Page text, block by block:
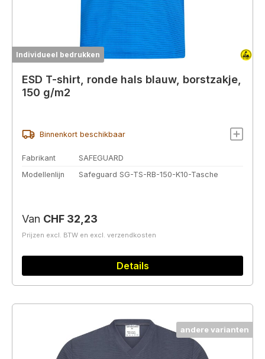
Individueel bedrukken
ESD T-shirt, ronde hals blauw, borstzakje,
150 g/m2
Binnenkort beschikbaar
Fabrikant
SAFEGUARD
Modellenlijn
Safeguard SG-TS-RB-150-K10-Tasche
Normale prijs:
Van CHF 32,23
Prijzen excl. BTW en excl. verzendkosten
Details
andere varianten